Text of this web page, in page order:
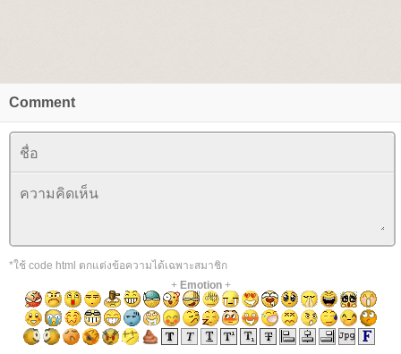
Comment
*ใช้ code html ตกแต่งข้อความได้เฉพาะสมาชิก
+ Emotion+